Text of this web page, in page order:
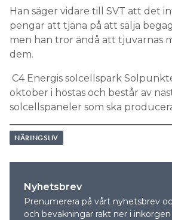
Han säger vidare till SVT att det
pengar att tjäna på att sälja
men han tror ändå att tjuvarnas
dem.
C4 Energis solcellspark
oktober i höstas och består av
solcellspaneler som ska
NÄRINGSLIV
Nyhetsbrev
Prenumerera på vårt nyhetsbrev
och bevakningar rakt ner i inkorgen